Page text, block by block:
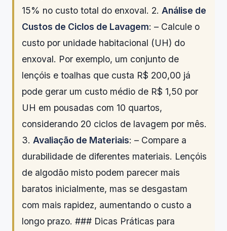
15% no custo total do enxoval. 2. Análise de
Custos de Ciclos de Lavagem: – Calcule o
custo por unidade habitacional (UH) do
enxoval. Por exemplo, um conjunto de
lençóis e toalhas que custa R$ 200,00 já
pode gerar um custo médio de R$ 1,50 por
UH em pousadas com 10 quartos,
considerando 20 ciclos de lavagem por mês.
3. Avaliação de Materiais: – Compare a
durabilidade de diferentes materiais. Lençóis
de algodão misto podem parecer mais
baratos inicialmente, mas se desgastam
com mais rapidez, aumentando o custo a
longo prazo. ### Dicas Práticas para